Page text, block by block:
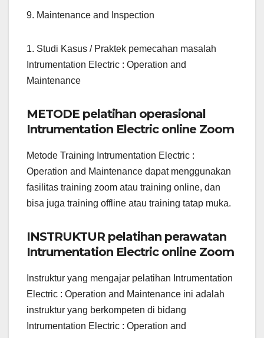
9. Maintenance and Inspection
1. Studi Kasus / Praktek pemecahan masalah
Intrumentation Electric : Operation and
Maintenance
METODE pelatihan operasional
Intrumentation Electric online Zoom
Metode Training Intrumentation Electric :
Operation and Maintenance dapat menggunakan
fasilitas training zoom atau training online, dan
bisa juga training offline atau training tatap muka.
INSTRUKTUR pelatihan perawatan
Intrumentation Electric online Zoom
Instruktur yang mengajar pelatihan Intrumentation
Electric : Operation and Maintenance ini adalah
instruktur yang berkompeten di bidang
Intrumentation Electric : Operation and